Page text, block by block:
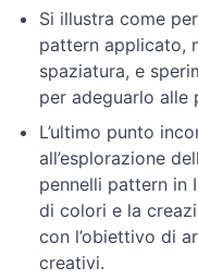
Ulteriori
approfondimenti
Si illustra come
pattern applicato,
spaziatura, e
per adeguarlo alle
L’ultimo punto
all’esplorazione
pennelli pattern in
di colori e la
con l’obiettivo di
creativi.